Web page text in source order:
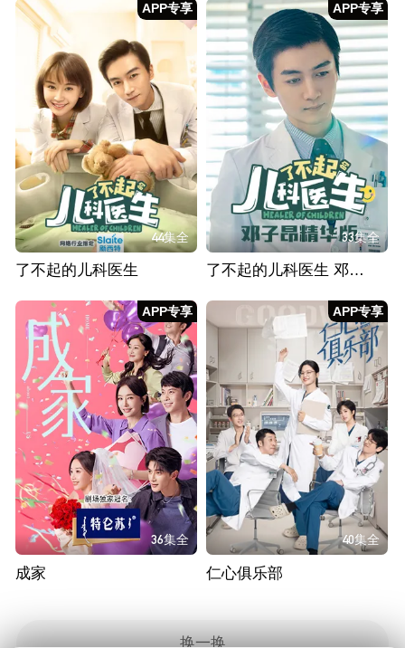
APP专享
44集全
了不起的儿科医生
APP专享
33集全
了不起的儿科医生 邓子昂精华版
APP专享
36集全
成家
APP专享
40集全
仁心俱乐部
换一换